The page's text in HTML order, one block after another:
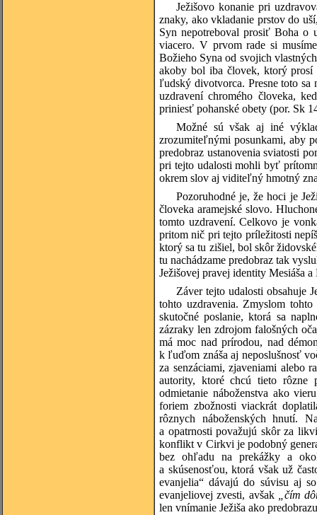
Ježišovo konanie pri
znaky, ako vkladanie prstov do
Syn nepotreboval prosiť Boha o
viacero. V prvom rade si
Božieho Syna od svojich
akoby bol iba človek, ktorý
ľudský divotvorca. Presne toto sa
uzdravení chromého človeka,
priniesť pohanské obety (por. Sk
Možné sú však aj iné
zrozumiteľnými posunkami, aby
predobraz ustanovenia sviatosti
pri tejto udalosti mohli byť
okrem slov aj viditeľný hmotný
Pozoruhodné je, že hoci je
človeka aramejské slovo.
tomto uzdravení. Celkovo je
pritom nič pri tejto príležitosti
ktorý sa tu zišiel, bol skôr
tu nachádzame predobraz tak
Ježišovej pravej identity Mesiáša
Záver tejto udalosti obsahuje
tohto uzdravenia. Zmyslom
skutočné poslanie, ktorá sa
zázraky len zdrojom falošných
má moc nad prírodou, nad
k ľuďom znáša aj neposlušnosť
za senzáciami, zjaveniami alebo
autority, ktoré chcú tieto rôzne
odmietanie náboženstva ako
foriem zbožnosti viackrát
rôznych náboženských hnutí.
a opatrnosti považujú skôr za
konflikt v Cirkvi je podobný
bez ohľadu na prekážky a
a skúsenosťou, ktorá však už
evanjelia“ dávajú do súvisu aj
evanjeliovej zvesti, avšak
„čím
len vnímanie Ježiša ako